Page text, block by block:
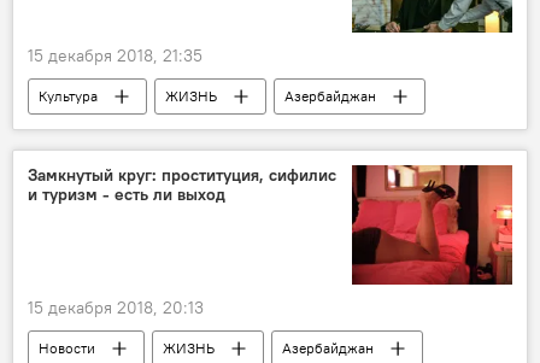
15 декабря 2018, 21:35
Культура ЖИЗНЬ
Азербайджан
Новости
Rammstein
Тилль Линдеманн
Замкнутый круг: проституция, сифилис
и туризм - есть ли выход
15 декабря 2018, 20:13
Новости ЖИЗНЬ Азербайджан